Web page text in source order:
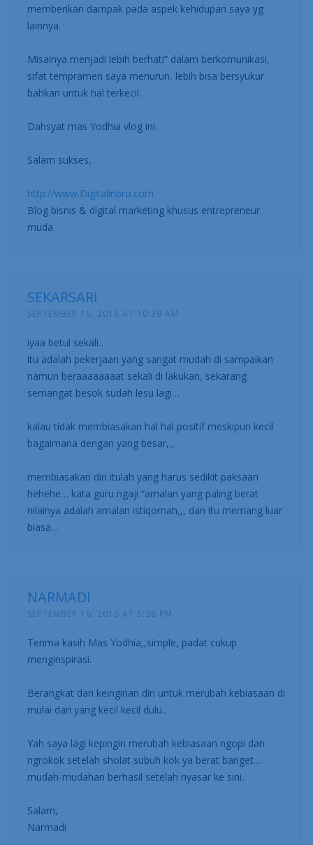
memberikan dampak pada aspek kehidupan saya yg
lainnya.
Misalnya menjadi lebih berhati” dalam berkomunikasi,
sifat tempramen saya menurun, lebih bisa bersyukur
bahkan untuk hal terkecil.
Dahsyat mas Yodhia vlog ini.
Salam sukses,
http://www.Digitalinbro.com
Blog bisnis & digital marketing khusus entrepreneur
muda
SEKARSARI
SEPTEMBER 16, 2016 AT 10:39 AM
iyaa betul sekali…
itu adalah pekerjaan yang sangat mudah di sampaikan
namun beraaaaaaaat sekali di lakukan, sekarang
semangat besok sudah lesu lagi…
kalau tidak membiasakan hal hal positif meskipun kecil
bagaimana dengan yang besar,,,
membiasakan diri itulah yang harus sedikit paksaan
hehehe… kata guru ngaji “amalan yang paling berat
nilainya adalah amalan istiqomah,,, dan itu memang luar
biasa…
NARMADI
SEPTEMBER 16, 2016 AT 5:38 PM
Terima kasih Mas Yodhia,,simple, padat cukup
menginspirasi.
Berangkat dari keinginan diri untuk merubah kebiasaan di
mulai dari yang kecil kecil dulu..
Yah saya lagi kepingin merubah kebiasaan ngopi dan
ngrokok setelah sholat subuh kok ya berat banget…
mudah-mudahan berhasil setelah nyasar ke sini..
Salam,
Narmadi